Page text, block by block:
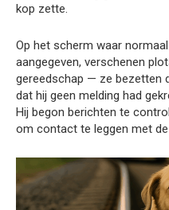
kop zette.
Op het scherm waar
aangegeven, verschenen
gereedschap — ze bezetten
dat hij geen melding had
Hij begon berichten te
om contact te leggen met